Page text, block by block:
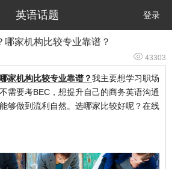
英语话题 登录
家机构比较专业靠谱？
 43303
家机构比较专业靠谱？我主要想学习职场
需要考BEC，想提升自己的商务英语沟通
够做到流利自然。选哪家比较好呢？在线